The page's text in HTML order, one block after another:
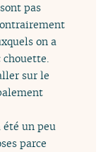
pas
on a
chouette.
sur le
été un peu
parce